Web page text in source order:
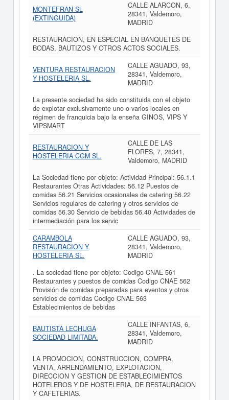
MONTEFRAN SL
(EXTINGUIDA)
CALLE ALARCON, 6,
28341, Valdemoro,
MADRID
RESTAURACION, EN ESPECIAL EN BANQUETES DE
BODAS, BAUTIZOS Y OTROS ACTOS SOCIALES.
VENTURA RESTAURACION
Y HOSTELERIA SL.
CALLE AGUADO, 93,
28341, Valdemoro,
MADRID
La presente sociedad ha sido constituida con el objeto
de explotar exclusivamente uno o varios locales en
régimen de franquicia bajo la enseña GINOS, VIPS Y
VIPSMART
RESTAURACION Y
HOSTELERIA CGM SL.
CALLE DE LAS
FLORES, 7, 28341,
Valdemoro, MADRID
La Sociedad tiene por objeto: Actividad Principal: 56.1.1
Restaurantes Otras Actividades: 56.12 Puestos de
comidas 56.21 Servicios ocasionales de catering 56.22
Servicios regulares de catering y otros servicios de
comidas 56.30 Servicio de bebidas 56.40 Actividades de
intermediación para los servic
CARAMBOLA
RESTAURACION Y
HOSTELERIA SL.
CALLE AGUADO, 93,
28341, Valdemoro,
MADRID
. La sociedad tiene por objeto: Codigo CNAE 561
Restaurantes y puestos de comidas Codigo CNAE 562
Provisión de comidas preparadas para eventos y otros
servicios de comidas Codigo CNAE 563
Establecimientos de bebidas
BAUTISTA LECHUGA
SOCIEDAD LIMITADA.
CALLE INFANTAS, 6,
28341, Valdemoro,
MADRID
LA PROMOCION, CONSTRUCCION, COMPRA,
VENTA, ARRENDAMIENTO, EXPLOTACION,
DIRECCION Y GESTION DE ESTABLECIMIENTOS
HOTELEROS Y DE HOSTELERIA, DE RESTAURACION
Y CAFETERIAS.